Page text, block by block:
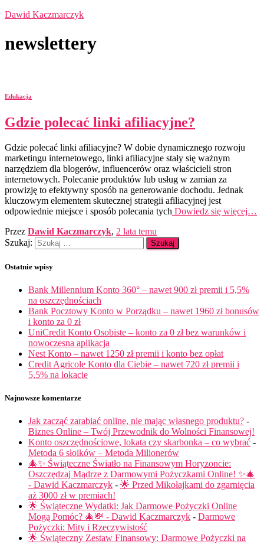
Dawid Kaczmarczyk
newslettery
Edukacja
Gdzie polecać linki afiliacyjne?
Gdzie polecać linki afiliacyjne? W dobie dynamicznego rozwoju
marketingu internetowego, linki afiliacyjne stały się ważnym
narzędziem dla blogerów, influencerów oraz właścicieli stron
internetowych. Polecanie produktów lub usług w zamian za
prowizję to efektywny sposób na generowanie dochodu. Jednak
kluczowym elementem skutecznej strategii afiliacyjnej jest
odpowiednie miejsce i sposób polecania tych Dowiedz się więcej…
Przez Dawid Kaczmarczyk, 2 lata temu
Szukaj:
Ostatnie wpisy
Bank Millennium Konto 360° – nawet 900 zł premii i 5,5%
na oszczędnościach
Bank Pocztowy Konto w Porządku – nawet 1960 zł bonusów
i konto za 0 zł
UniCredit Konto Osobiste – konto za 0 zł bez warunków i
nowoczesna aplikacja
Nest Konto – nawet 1250 zł premii i konto bez opłat
Credit Agricole Konto dla Ciebie – nawet 720 zł premii i
5,5% na lokacie
Najnowsze komentarze
Jak zacząć zarabiać online, nie mając własnego produktu? -
Biznes Online – Twój Przewodnik do Wolności Finansowej!
Konto oszczędnościowe, lokata czy skarbonka – co wybrać -
Metoda 6 słoików – Metoda Milionerów
🎄✨ Świąteczne Światło na Finansowym Horyzoncie:
Oszczędzaj Mądrze z Darmowymi Pożyczkami Online! ✨🎄
- Dawid Kaczmarczyk - 🌟 Przed Mikołajkami do zgarnięcia
aż 3000 zł w premiach!
🌟 Świąteczne Wydatki: Jak Darmowe Pożyczki Online
Mogą Pomóc? 🎄💸 - Dawid Kaczmarczyk - Darmowe
Pożyczki: Mity i Rzeczywistość
🌟 Świąteczny Zestaw Finansowy: Darmowe Pożyczki na